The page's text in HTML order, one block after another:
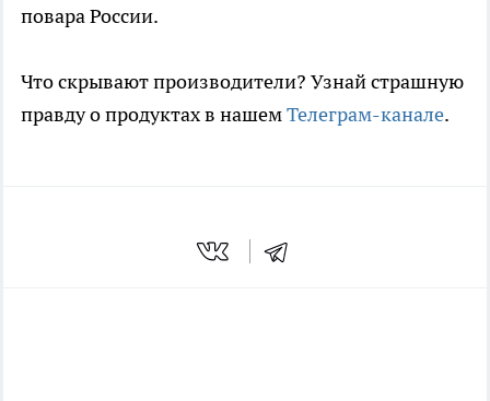
повара России.
Что скрывают производители? Узнай страшную
правду о продуктах в нашемТелеграм-канале.